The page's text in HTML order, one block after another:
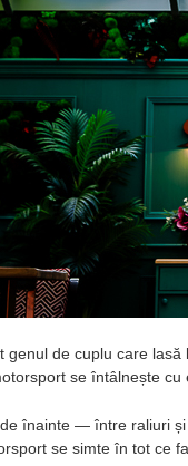
genul de cuplu care lasă
se întâlnește
înainte — între raliuri
se simte în tot ce